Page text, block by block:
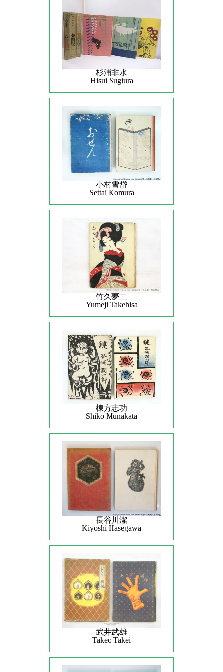
杉浦非水
Hisui Sugiura
小村雪岱
Settai Komura
竹久夢二
Yumeji Takehisa
棟方志功
Shiko Munakata
長谷川潔
Kiyoshi Hasegawa
武井武雄
Takeo Takei